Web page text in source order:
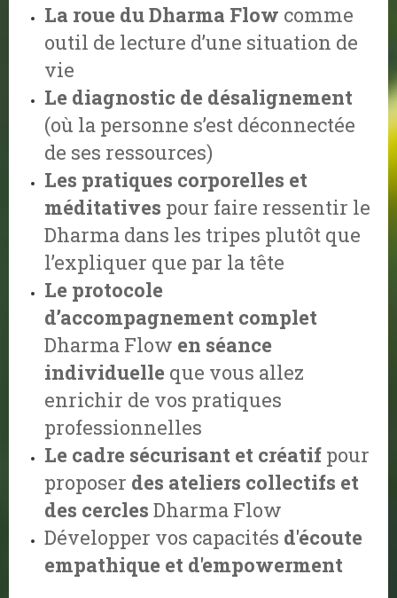
La roue du Dharma Flow comme
outil de lecture d’une situation de
vie
Le diagnostic de désalignement
(où la personne s’est déconnectée
de ses ressources)
Les pratiques corporelles et
méditatives pour faire ressentir le
Dharma dans les tripes plutôt que
l’expliquer que par la tête
Le protocole
d’accompagnement complet
Dharma Flow en séance
individuelle que vous allez
enrichir de vos pratiques
professionnelles
Le cadre sécurisant et créatif pour
proposer des ateliers collectifs et
des cercles Dharma Flow
Développer vos capacités d'écoute
empathique et d'empowerment